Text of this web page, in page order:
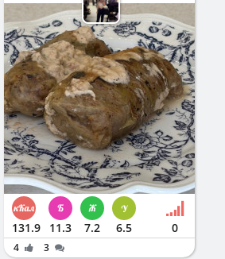
131.9 11.3 7.2 6.5 0
4 3